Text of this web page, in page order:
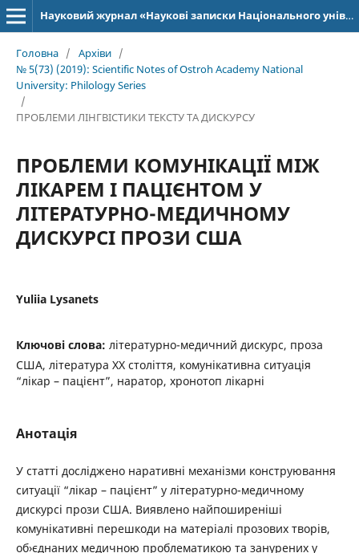
Науковий журнал «Наукові записки Національного університету «Острозька академія»: серія «Філологія»
Головна / Архіви /
№ 5(73) (2019): Scientific Notes of Ostroh Academy National
University: Philology Series
/
ПРОБЛЕМИ ЛІНГВІСТИКИ ТЕКСТУ ТА ДИСКУРСУ
ПРОБЛЕМИ КОМУНІКАЦІЇ МІЖ
ЛІКАРЕМ І ПАЦІЄНТОМ У
ЛІТЕРАТУРНО-МЕДИЧНОМУ
ДИСКУРСІ ПРОЗИ США
Yuliia Lysanets
Ключові слова: літературно-медичний дискурс, проза
США, література XX століття, комунікативна ситуація
“лікар – пацієнт”, наратор, хронотоп лікарні
Анотація
У статті досліджено наративні механізми конструювання
ситуації “лікар – пацієнт” у літературно-медичному
дискурсі прози США. Виявлено найпоширеніші
комунікативні перешкоди на матеріалі прозових творів,
об›єднаних медичною проблематикою та занурених у